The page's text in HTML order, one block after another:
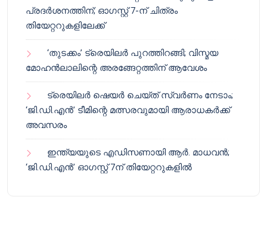
പ്രദർശനത്തിന്; ഓഗസ്റ്റ് 7-ന് ചിത്രം
തിയേറ്ററുകളിലേക്ക്
‘തുടക്കം’ ട്രെയിലർ പുറത്തിറങ്ങി; വിസ്മയ
മോഹൻലാലിന്റെ അരങ്ങേറ്റത്തിന് ആവേശം
ട്രെയിലർ ഷെയർ ചെയ്‌ത് സ്വർണം നേടാം;
‘ജി.ഡി.എൻ’ ടീമിന്റെ മത്സരവുമായി ആരാധകർക്ക്
അവസരം
ഇന്ത്യയുടെ എഡിസണായി ആർ. മാധവൻ;
‘ജി.ഡി.എൻ’ ഓഗസ്റ്റ് 7ന് തിയേറ്ററുകളിൽ